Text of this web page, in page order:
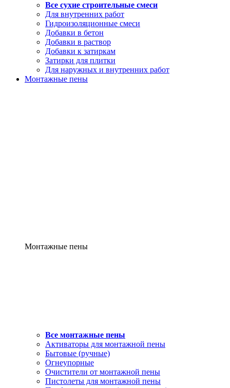
Все сухие строительные смеси
Для внутренних работ
Гидроизоляционные смеси
Добавки в бетон
Добавки в раствор
Добавки к затиркам
Затирки для плитки
Для наружных и внутренних работ
Монтажные пены
Монтажные пены
Все монтажные пены
Активаторы для монтажной пены
Бытовые (ручные)
Огнеупорные
Очистители от монтажной пены
Пистолеты для монтажной пены